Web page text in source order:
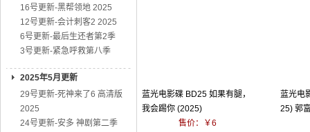
16号更新-黑帮领地 2025
12号更新-会计刺客2 2025
6号更新-最后生还者第2季
3号更新-紧急呼救第八季
2025年5月更新
29号更新-死神来了6 高清版
2025
24号更新-安多 神剧第二季
蓝光电影碟 BD25 如果有腿，
我会踢你 (2025)
售价：￥6
蓝光电
25) 郭